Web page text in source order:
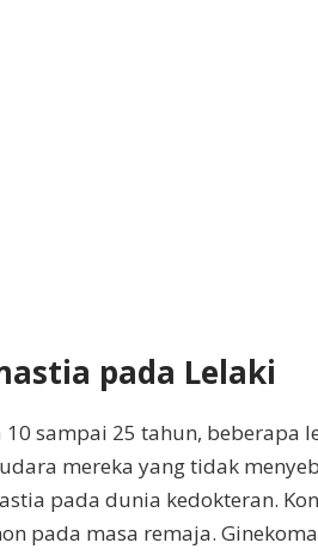
pada Lelaki
10 sampai 25 tahun, beberapa
mereka yang tidak
pada dunia kedokteran.
pada masa remaja.